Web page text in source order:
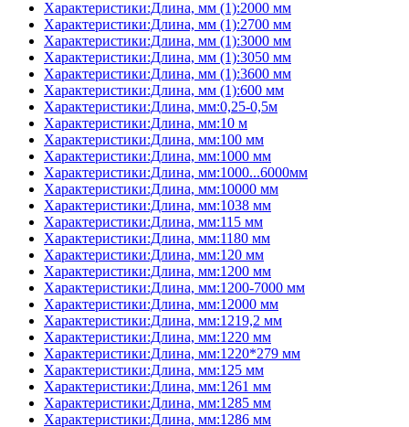
Характеристики:Длина, мм (1):2000 мм
Характеристики:Длина, мм (1):2700 мм
Характеристики:Длина, мм (1):3000 мм
Характеристики:Длина, мм (1):3050 мм
Характеристики:Длина, мм (1):3600 мм
Характеристики:Длина, мм (1):600 мм
Характеристики:Длина, мм:0,25-0,5м
Характеристики:Длина, мм:10 м
Характеристики:Длина, мм:100 мм
Характеристики:Длина, мм:1000 мм
Характеристики:Длина, мм:1000...6000мм
Характеристики:Длина, мм:10000 мм
Характеристики:Длина, мм:1038 мм
Характеристики:Длина, мм:115 мм
Характеристики:Длина, мм:1180 мм
Характеристики:Длина, мм:120 мм
Характеристики:Длина, мм:1200 мм
Характеристики:Длина, мм:1200-7000 мм
Характеристики:Длина, мм:12000 мм
Характеристики:Длина, мм:1219,2 мм
Характеристики:Длина, мм:1220 мм
Характеристики:Длина, мм:1220*279 мм
Характеристики:Длина, мм:125 мм
Характеристики:Длина, мм:1261 мм
Характеристики:Длина, мм:1285 мм
Характеристики:Длина, мм:1286 мм